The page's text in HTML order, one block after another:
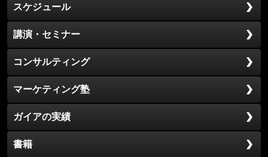
スケジュール
講演・セミナー
コンサルティング
マーケティング塾
ガイアの実績
書籍